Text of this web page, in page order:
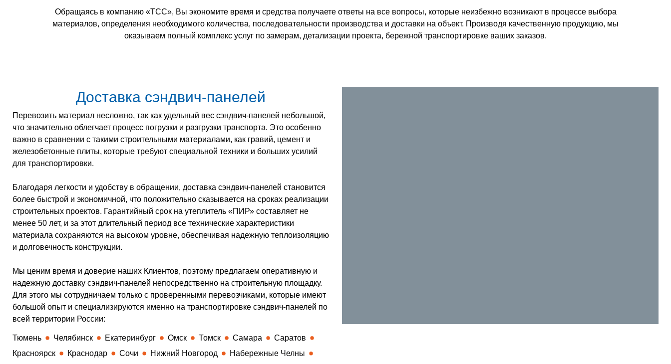
Обращаясь в компанию «ТСС», Вы экономите время и средства получаете ответы на все вопросы, которые неизбежно возникают в процессе выбора
материалов, определения необходимого количества, последовательности производства и доставки на объект. Производя качественную продукцию, мы
оказываем полный комплекс услуг по замерам, детализации проекта, бережной транспортировке ваших заказов.
Доставка сэндвич-панелей
Перевозить материал несложно, так как удельный вес сэндвич-панелей небольшой,
что значительно облегчает процесс погрузки и разгрузки транспорта. Это особенно
важно в сравнении с такими строительными материалами, как гравий, цемент и
железобетонные плиты, которые требуют специальной техники и больших усилий
для транспортировки.
Благодаря легкости и удобству в обращении, доставка сэндвич-панелей становится
более быстрой и экономичной, что положительно сказывается на сроках реализации
строительных проектов. Гарантийный срок на утеплитель «ПИР» составляет не
менее 50 лет, и за этот длительный период все технические характеристики
материала сохраняются на высоком уровне, обеспечивая надежную теплоизоляцию
и долговечность конструкции.
Мы ценим время и доверие наших Клиентов, поэтому предлагаем оперативную и
надежную доставку сэндвич-панелей непосредственно на строительную площадку.
Для этого мы сотрудничаем только с проверенными перевозчиками, которые имеют
большой опыт и специализируются именно на транспортировке сэндвич-панелей по
всей территории России:
Тюмень Челябинск Екатеринбург Омск Томск Самара
Саратов
Красноярск
Краснодар Сочи Нижний Новгород
Набережные Челны